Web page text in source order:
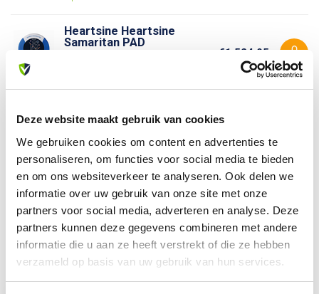
Deze website maakt gebruik van cookies
We gebruiken cookies om content en advertenties te
personaliseren, om functies voor social media te bieden
en om ons websiteverkeer te analyseren. Ook delen we
informatie over uw gebruik van onze site met onze
partners voor social media, adverteren en analyse. Deze
partners kunnen deze gegevens combineren met andere
informatie die u aan ze heeft verstrekt of die ze hebben
verzameld op basis van uw gebruik van hun services.
Heartsine Heartsine
Samaritan PAD
€1.524,95
Heb je vragen over dit product?
Of heb je hulp nodig bij je bestelling? Neem contact op
met onze klantenservice. We helpen je graag verder!
info@allesveilig.nl
+31 (0) 6 82095086
Recent bekeken